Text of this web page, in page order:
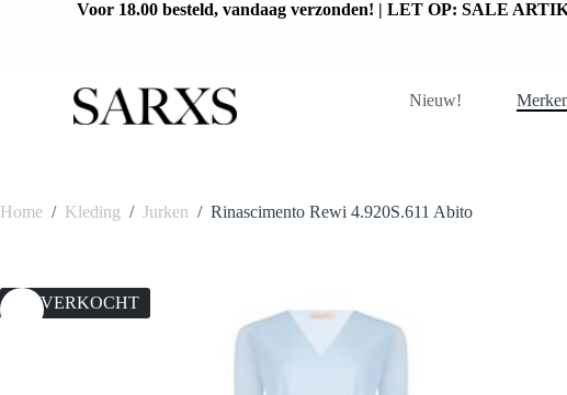
h
Voor 18.00 besteld, vandaag verzonden! | LET OP: SALE
Nieuw!
Home / Kleding / Jurken / Rinascimento Rewi 4.920S.611 Abito
UITVERKOCHT